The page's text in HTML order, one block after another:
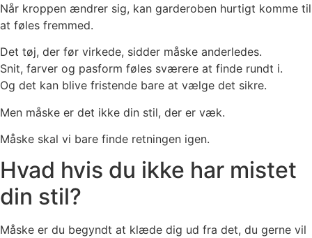
Når kroppen ændrer sig, kan garderoben hurtigt komme til
at føles fremmed.
Det tøj, der før virkede, sidder måske anderledes.
Snit, farver og pasform føles sværere at finde rundt i.
Og det kan blive fristende bare at vælge det sikre.
Men måske er det ikke din stil, der er væk.
Måske skal vi bare finde retningen igen.
Hvad hvis du ikke har mistet
din stil?
Måske er du begyndt at klæde dig ud fra det, du gerne vil